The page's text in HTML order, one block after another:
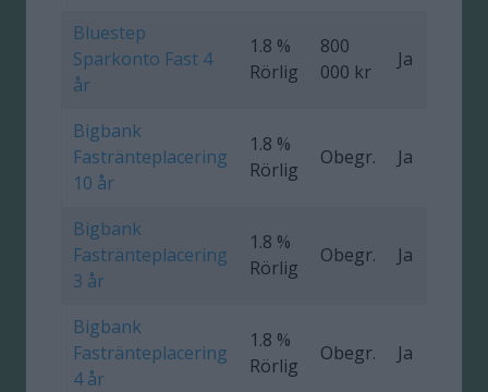
Bluestep
Sparkonto Fast 4
år
1.8 %
Rörlig
800
000 kr
Ja
Bigbank
Fastränteplacering
10 år
1.8 %
Rörlig
Obegr. Ja
Bigbank
Fastränteplacering
3 år
1.8 %
Rörlig
Obegr. Ja
Bigbank
Fastränteplacering
4 år
1.8 %
Rörlig
Obegr. Ja